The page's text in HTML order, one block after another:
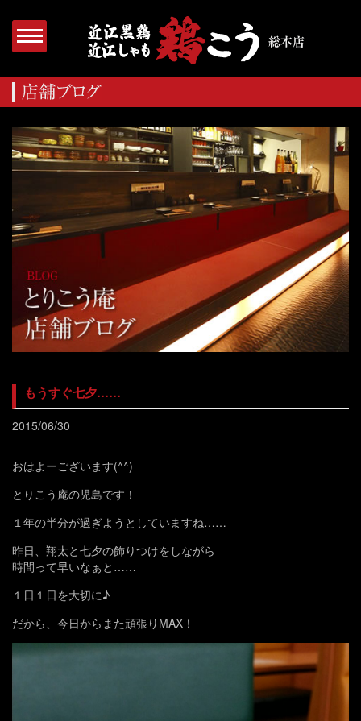
もうすぐ七夕……
2015/06/30
おはよーございます(^^)
とりこう庵の児島です！
１年の半分が過ぎようとしていますね……
昨日、翔太と七夕の飾りつけをしながら
時間って早いなぁと……
１日１日を大切に♪
だから、今日からまた頑張りMAX！